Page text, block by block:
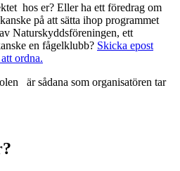
hos er? Eller ha ett föredrag om
på att sätta ihop programmet
Naturskyddsföreningen, ett
en fågelklubb? Skicka epost
ordna.
är sådana som organisatören tar